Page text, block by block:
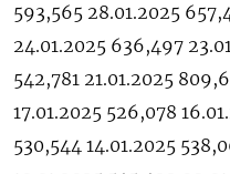
593,565 28.01.2025
24.01.2025 636,497
542,781 21.01.2025
17.01.2025 526,078
530,544 14.01.2025